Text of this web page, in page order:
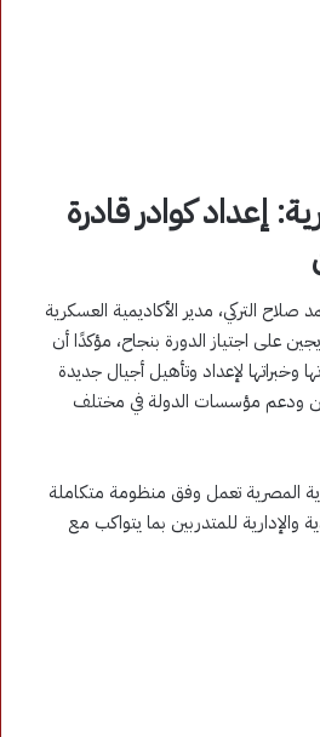
إعداد كوادر قادرة
التركي، مدير الأكاديمية العسكرية
على اجتياز الدورة بنجاح، مؤكدًا أن
وخبراتها لإعداد وتأهيل أجيال جديدة
ودعم مؤسسات الدولة في مختلف
المصرية تعمل وفق منظومة متكاملة
والإدارية للمتدربين بما يتواكب مع